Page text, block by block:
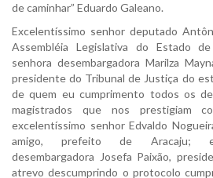
de caminhar” Eduardo Galeano.
Excelentíssimo senhor deputado
Assembléia Legislativa do Estado
senhora desembargadora Marilza
presidente do Tribunal de Justiça do
de quem eu cumprimento todos os
magistrados que nos prestigiam
excelentíssimo senhor Edvaldo
amigo, prefeito de Aracaju;
desembargadora Josefa Paixão,
atrevo descumprindo o protocolo